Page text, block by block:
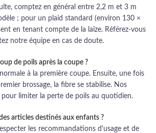
comptez en général entre 2,2 m et 3 m
; pour un plaid standard (environ 130 ×
en tenant compte de la laize. Référez-vous
notre équipe en cas de doute.
de poils après la coupe ?
à la première coupe. Ensuite, une fois
brossage, la fibre se stabilise. Nos
limiter la perte de poils au quotidien.
articles destinés aux enfants ?
les recommandations d'usage et de